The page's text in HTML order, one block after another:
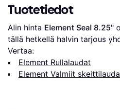
Tuotetiedot
Alin hinta Element Seal 8.25"
tällä hetkellä halvin tarjous
Vertaa:
Element Rullalaudat
Element Valmiit